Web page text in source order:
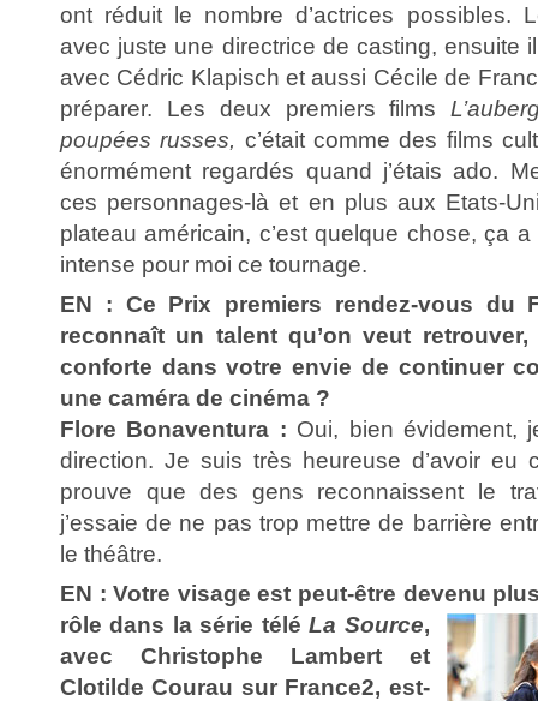
ont réduit le nombre d’actrices possibles.
avec juste une directrice de casting, ensuite
avec Cédric Klapisch et aussi Cécile de
préparer. Les deux premiers films
poupées russes, c’était comme des films
énormément regardés quand j’étais ado.
ces personnages-là et en plus aux Etats-
plateau américain, c’est quelque chose, ça
intense pour moi ce tournage.
EN : Ce Prix premiers rendez-vous du
reconnaît un talent qu’on veut
conforte dans votre envie de continuer
une caméra de cinéma ?
Flore Bonaventura : Oui, bien évidement,
direction. Je suis très heureuse d’avoir eu
prouve que des gens reconnaissent le
j’essaie de ne pas trop mettre de barrière
le théâtre.
EN : Votre visage est peut-être devenu
rôle dans la série téléLa Source,
avec Christophe Lambert et
Clotilde Courau sur France2, est-